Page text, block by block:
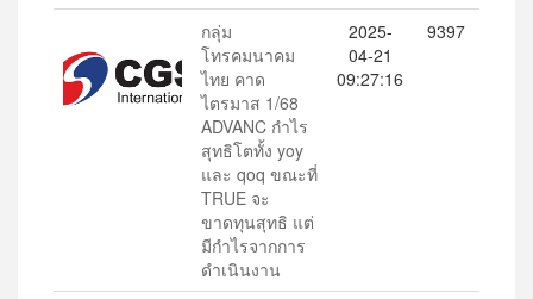
กลุ่ม
โทรคมนาคม
ไทย คาด
ไตรมาส 1/68
ADVANC กำไร
สุทธิโตทั้ง yoy
และ qoq ขณะที่
TRUE จะ
ขาดทุนสุทธิ แต่
มีกำไรจากการ
ดำเนินงาน
2025-
04-21
09:27:16
9397